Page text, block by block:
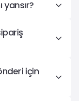
yansır?
için